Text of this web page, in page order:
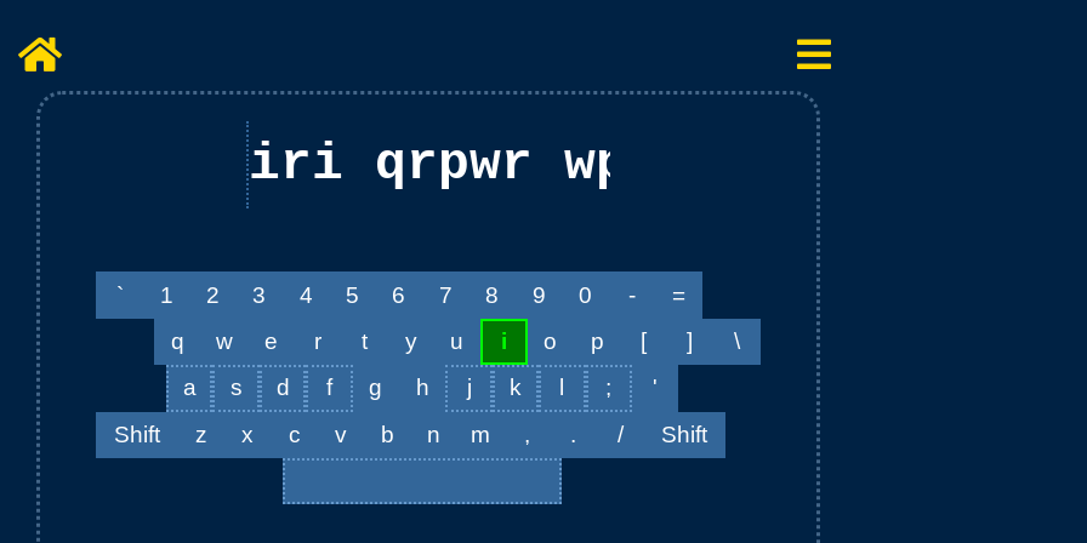
iri qrpwr wprqr epqir oeou
` 1 2 3 4 5 6 7 8 9 0 -
=
q
w e r t y u i o p [ ]
\
a
s d f g h j k ;
'
Shift
z x c v b n m , . / Shift